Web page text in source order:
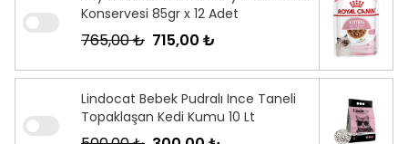
Konservesi 85gr x 12 Adet
765,00 ₺ 715,00 ₺
Lindocat Bebek Pudralı Ince Taneli
Topaklaşan Kedi Kumu 10 Lt